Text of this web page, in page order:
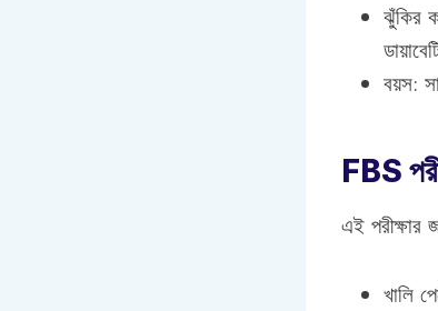
ঝুঁকির
বয়স:
FBS
এই পরীক্ষার
খালি